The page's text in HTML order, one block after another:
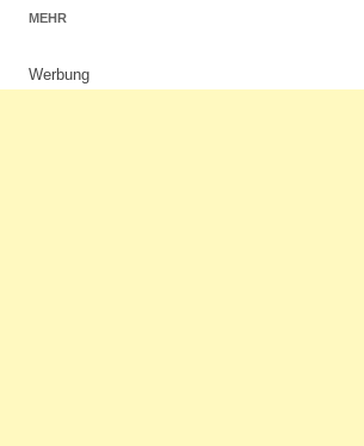
MEHR
Werbung